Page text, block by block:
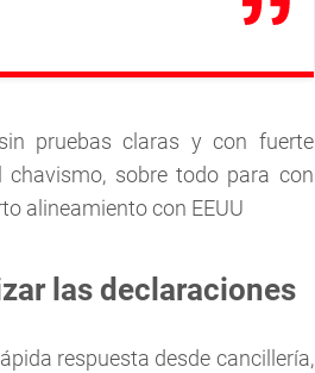
pruebas claras y con fuerte
sobre todo para con
alineamiento con EEUU
las declaraciones
respuesta desde cancillería,